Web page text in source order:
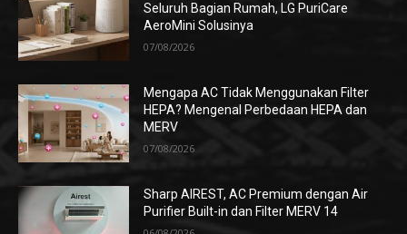
Seluruh Bagian Rumah, LG PuriCare
AeroMini Solusinya
07/08/2026
Mengapa AC Tidak Menggunakan Filter
HEPA? Mengenal Perbedaan HEPA dan
MERV
07/08/2026
Sharp AIREST, AC Premium dengan Air
Purifier Built-in dan Filter MERV 14